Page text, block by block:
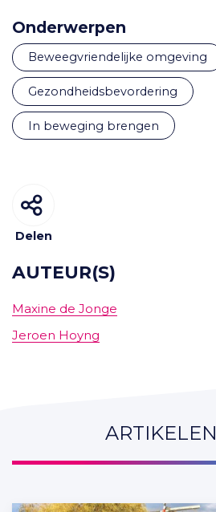
Onderwerpen
beweegvriendelijke omgeving
gezondheidsbevordering
in beweging brengen
Delen
AUTEUR(S)
Maxine de Jonge
Jeroen Hoyng
ARTIKELEN